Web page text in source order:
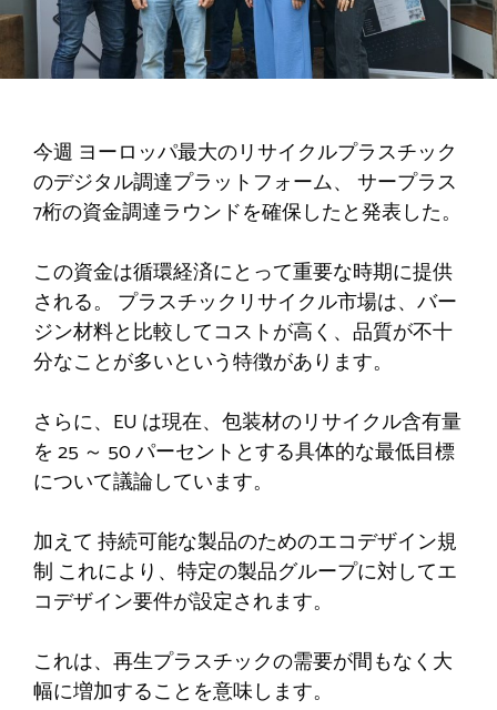
今週 ヨーロッパ最大のリサイクルプラスチック
のデジタル調達プラットフォーム、 サープラス
7桁の資金調達ラウンドを確保したと発表した。
この資金は循環経済にとって重要な時期に提供
される。 プラスチックリサイクル市場は、バー
ジン材料と比較してコストが高く、品質が不十
分なことが多いという特徴があります。
さらに、EU は現在、包装材のリサイクル含有量
を 25 ～ 50 パーセントとする具体的な最低目標
について議論しています。
加えて 持続可能な製品のためのエコデザイン規
制 これにより、特定の製品グループに対してエ
コデザイン要件が設定されます。
これは、再生プラスチックの需要が間もなく大
幅に増加することを意味します。